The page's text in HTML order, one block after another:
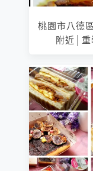
桃園市八德
附近│